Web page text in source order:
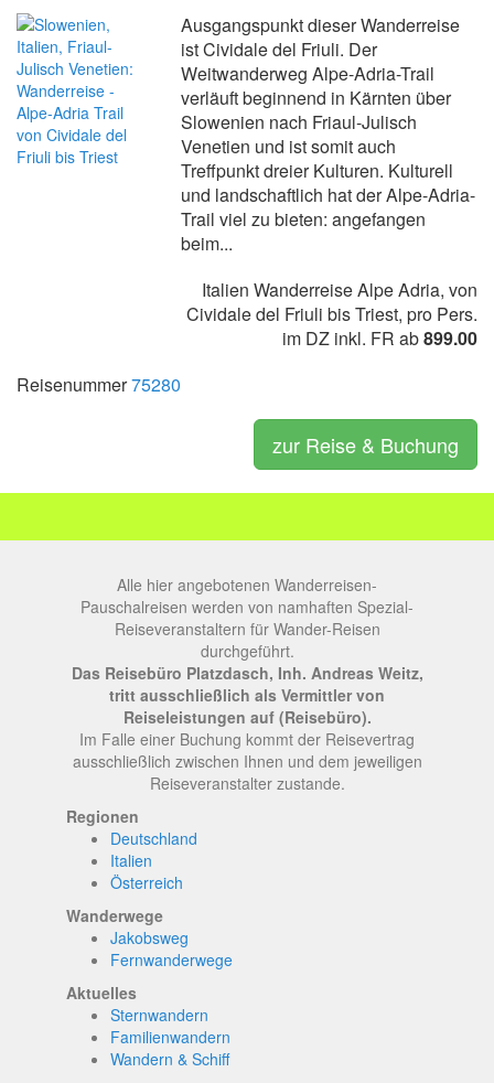
Ausgangspunkt dieser Wanderreise
ist Cividale del Friuli. Der
Weitwanderweg Alpe-Adria-Trail
verläuft beginnend in Kärnten über
Slowenien nach Friaul-Julisch
Venetien und ist somit auch
Treffpunkt dreier Kulturen. Kulturell
und landschaftlich hat der Alpe-Adria-
Trail viel zu bieten: angefangen
beim...
Italien Wanderreise Alpe Adria, von
Cividale del Friuli bis Triest, pro Pers.
im DZ inkl. FR ab899.00
Reisenummer75280
zur Reise & Buchung
Alle hier angebotenen Wanderreisen-
Pauschalreisen werden von namhaften Spezial-
Reiseveranstaltern für Wander-Reisen
durchgeführt.
Das Reisebüro Platzdasch, Inh. Andreas Weitz,
tritt ausschließlich als Vermittler von
Reiseleistungen auf (Reisebüro).
Im Falle einer Buchung kommt der Reisevertrag
ausschließlich zwischen Ihnen und dem jeweiligen
Reiseveranstalter zustande.
Regionen
Deutschland
Italien
Österreich
Wanderwege
Jakobsweg
Fernwanderwege
Aktuelles
Sternwandern
Familienwandern
Wandern & Schiff